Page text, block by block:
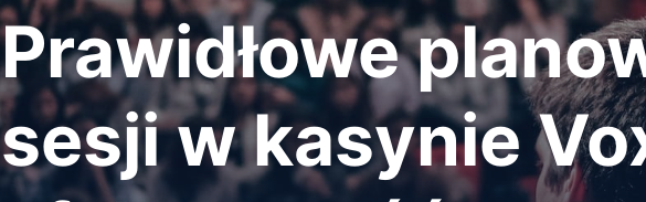
Prawidłowe
sesji w kasynie